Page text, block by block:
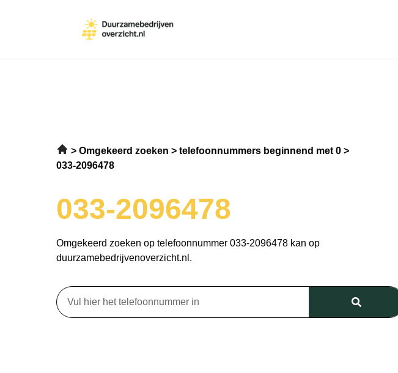
Omgekeerd zoeken
telefoonnummers beginnend met 0
033-2096478
033-2096478
Omgekeerd zoeken op telefoonnummer 033-2096478 kan op
duurzamebedrijvenoverzicht.nl.